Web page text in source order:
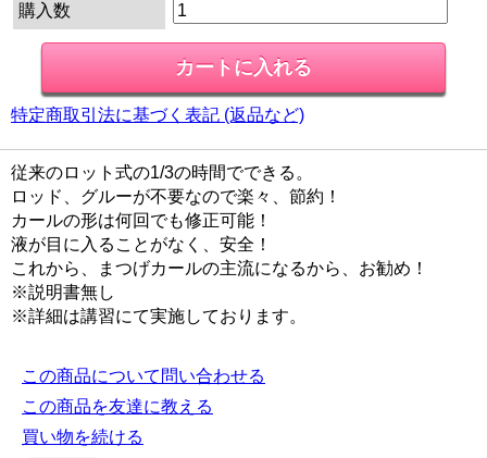
購入数
特定商取引法に基づく表記 (返品など)
従来のロット式の1/3の時間でできる。
ロッド、グルーが不要なので楽々、節約！
カールの形は何回でも修正可能！
液が目に入ることがなく、安全！
これから、まつげカールの主流になるから、お勧め！
※説明書無し
※詳細は講習にて実施しております。
この商品について問い合わせる
この商品を友達に教える
買い物を続ける